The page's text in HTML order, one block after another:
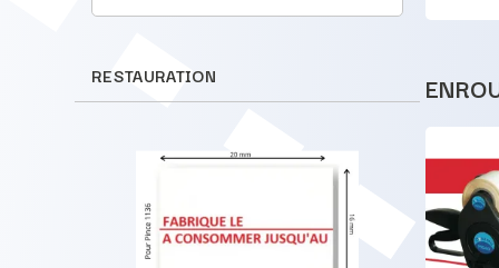
RESTAURATION
Ligne 1 : A2B3C8H4K9U0